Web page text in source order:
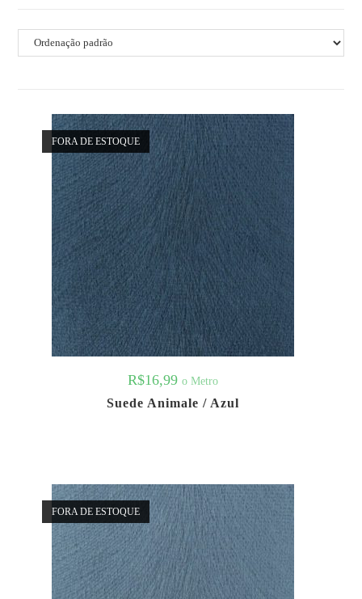
FORA DE ESTOQUE
R$16,99 o Metro
Suede Animale / Azul
FORA DE ESTOQUE